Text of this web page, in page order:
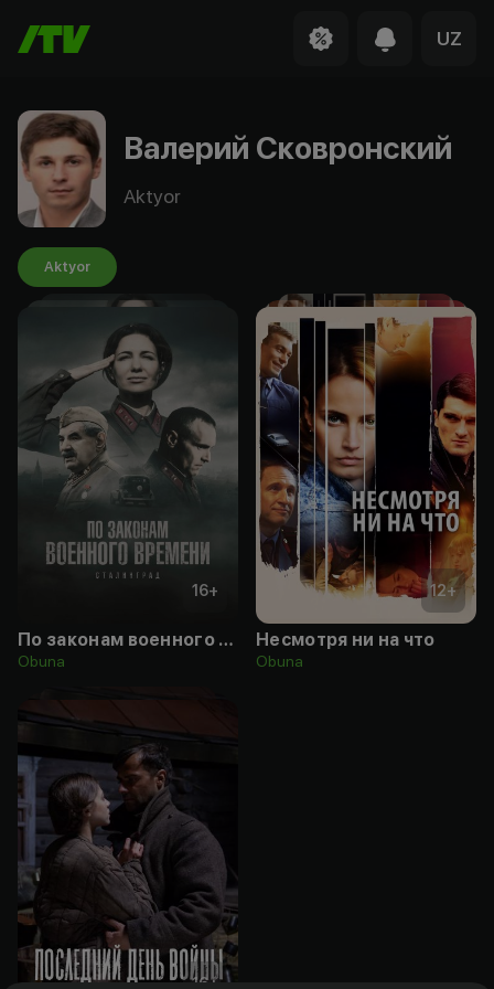
UZ
Валерий Сковронский
Aktyor
Aktyor
16+
По законам военного времени
Obuna
12+
Несмотря ни на что
Obuna
16+